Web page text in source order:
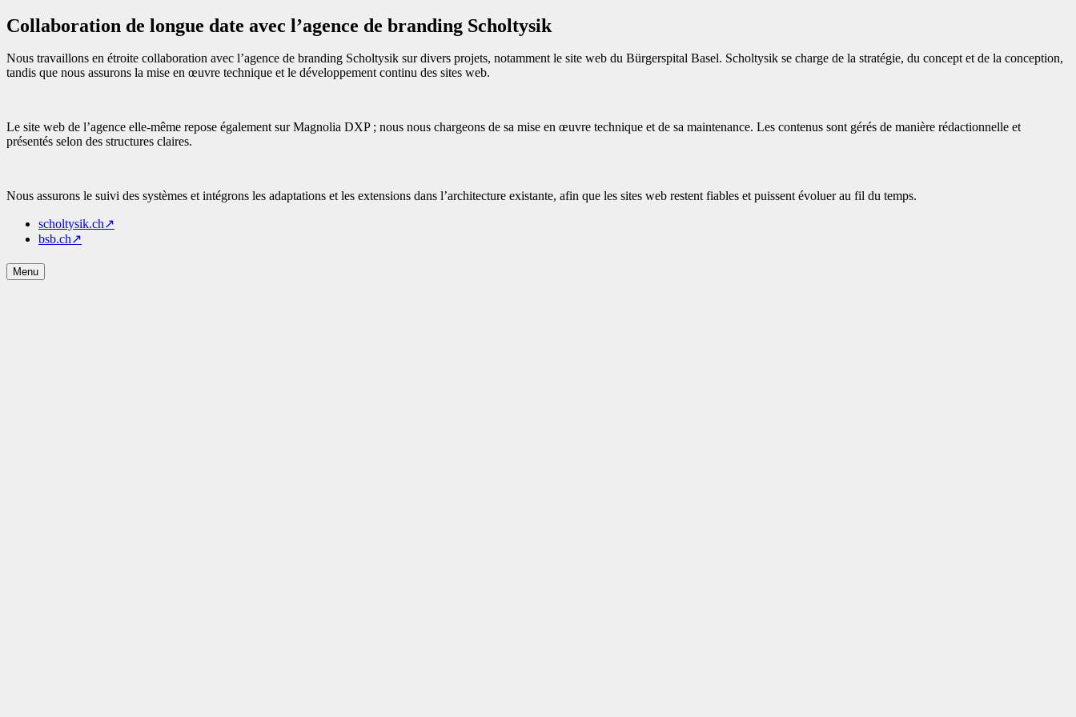
Collaboration de longue date avec l’agence de branding Scholtysik
Nous travaillons en étroite collaboration avec l’agence de branding Scholtysik sur divers projets, notamment le site web du Bürgerspital Basel. Scholtysik se charge de la stratégie, du concept et de la conception,
tandis que nous assurons la mise en œuvre technique et le développement continu des sites web.
Le site web de l’agence elle-même repose également sur Magnolia DXP ; nous nous chargeons de sa mise en œuvre technique et de sa maintenance. Les contenus sont gérés de manière rédactionnelle et
présentés selon des structures claires.
Nous assurons le suivi des systèmes et intégrons les adaptations et les extensions dans l’architecture existante, afin que les sites web restent fiables et puissent évoluer au fil du temps.
scholtysik.ch↗
bsb.ch↗
Menu